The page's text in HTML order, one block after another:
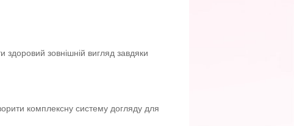
здоровий зовнішній вигляд завдяки
комплексну систему догляду для